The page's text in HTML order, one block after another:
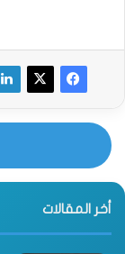
أخر المقالات